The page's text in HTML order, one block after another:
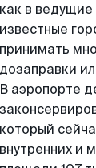
как в
известные
принимать
дозаправки
В аэропорте
который
внутренних и